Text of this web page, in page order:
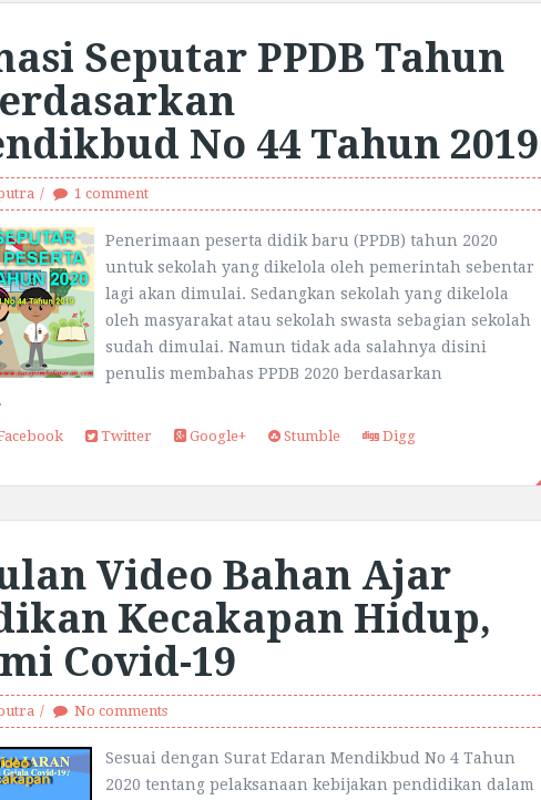
Seputar PPDB Tahun
No 44 Tahun 2019
1 comment
Penerimaan peserta didik baru (PPDB) tahun 2020
untuk sekolah yang dikelola oleh pemerintah sebentar
lagi akan dimulai. Sedangkan sekolah yang dikelola
oleh masyarakat atau sekolah swasta sebagian sekolah
sudah dimulai. Namun tidak ada salahnya disini
penulis membahas PPDB 2020 berdasarkan
Twitter Google+ Stumble Digg
Video Bahan Ajar
Kecakapan Hidup,
Covid-19
No comments
Sesuai dengan Surat Edaran Mendikbud No 4 Tahun
2020 tentang pelaksanaan kebijakan pendidikan dalam